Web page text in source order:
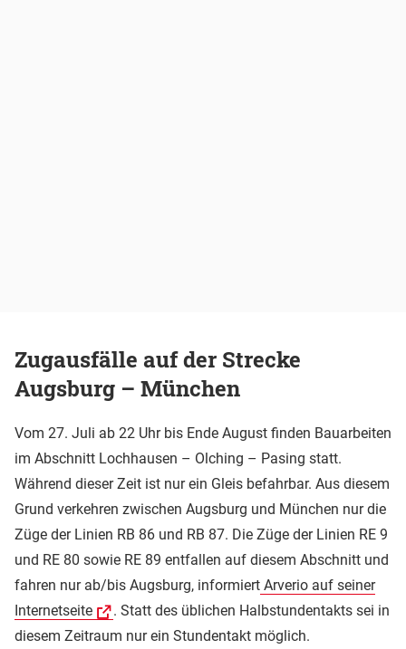
Zugausfälle auf der Strecke
Augsburg – München
Vom 27. Juli ab 22 Uhr bis Ende August finden Bauarbeiten
im Abschnitt Lochhausen – Olching – Pasing statt.
Während dieser Zeit ist nur ein Gleis befahrbar. Aus diesem
Grund verkehren zwischen Augsburg und München nur die
Züge der Linien RB 86 und RB 87. Die Züge der Linien RE 9
und RE 80 sowie RE 89 entfallen auf diesem Abschnitt und
fahren nur ab/bis Augsburg, informiert Arverio auf seiner
Internetseite
. Statt des üblichen Halbstundentakts sei in
diesem Zeitraum nur ein Stundentakt möglich.